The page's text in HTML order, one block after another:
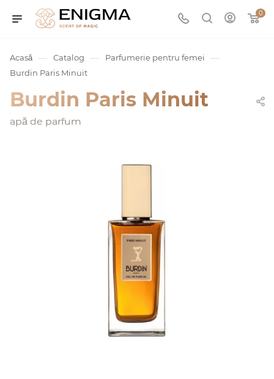
0
Acasă — Catalog — Parfumerie pentru femei —
Burdin Paris Minuit
Burdin Paris Minuit
apă de parfum